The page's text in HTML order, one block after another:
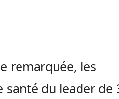
remarquée, les
santé du leader de